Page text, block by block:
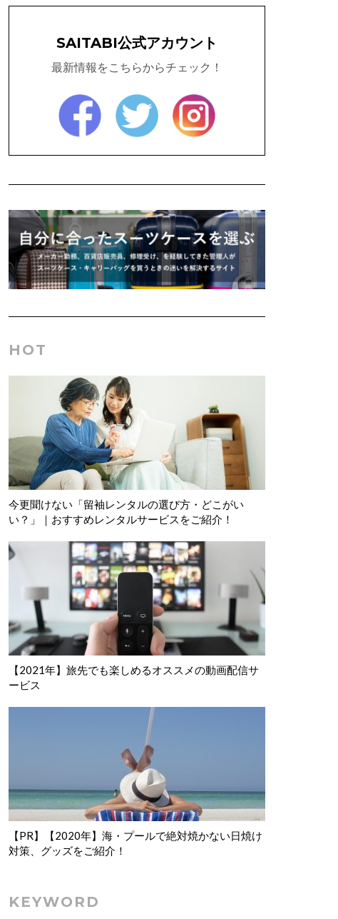
SAITABI公式アカウント
最新情報をこちらからチェック！
HOT
今更聞けない「留袖レンタルの選び方・どこがい
い？」｜おすすめレンタルサービスをご紹介！
【2021年】旅先でも楽しめるオススメの動画配信サ
ービス
【PR】【2020年】海・プールで絶対焼かない日焼け
対策、グッズをご紹介！
KEYWORD